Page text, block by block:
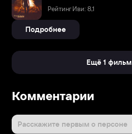
Рейтинг Иви: 8,1
Подробнее
Ещё 1 фильм
Комментарии
Расскажите первым о персоне